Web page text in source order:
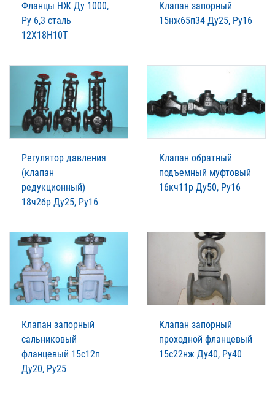
Фланцы НЖ Ду 1000,
Ру 6,3 сталь
12Х18Н10Т
Клапан запорный
15нж65п34 Ду25, Ру16
Регулятор давления
(клапан
редукционный)
18ч2бр Ду25, Ру16
Клапан обратный
подъемный муфтовый
16кч11р Ду50, Ру16
Клапан запорный
сальниковый
фланцевый 15с12п
Ду20, Ру25
Клапан запорный
проходной фланцевый
15с22нж Ду40, Ру40